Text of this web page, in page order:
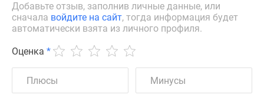
Добавьте отзыв, заполнив личные данные, или
сначала войдите на сайт, тогда информация будет
автоматически взята из личного профиля.
Оценка *